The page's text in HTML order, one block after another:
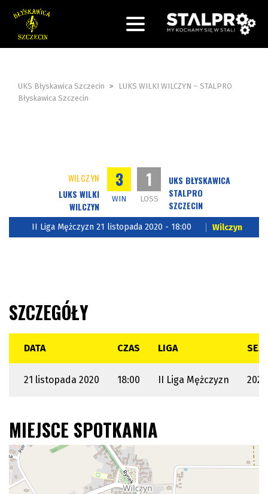
UKS Błyskawica Szczecin >
LUKS WILKI WILCZYN – STALPRO
Błyskawica Szczecin
WILCZYN
LUKS WILKI
WILCZYN
3
WIN
1
LOSS
UKS BŁYSKAWICA
STALPRO
SZCZECIN
II Liga Mężczyzn 21 listopada 2020 - 18:00 Wilczyn
SZCZEGÓŁY
DATA CZAS LIGA
21 listopada 2020 18:00 II Liga Mężczyzn
MIEJSCE SPOTKANIA